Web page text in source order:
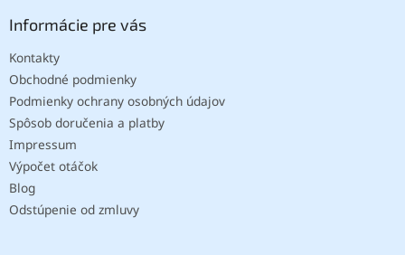
Informácie pre vás
Kontakty
Obchodné podmienky
Podmienky ochrany osobných údajov
Spôsob doručenia a platby
Impressum
Výpočet otáčok
Blog
Odstúpenie od zmluvy